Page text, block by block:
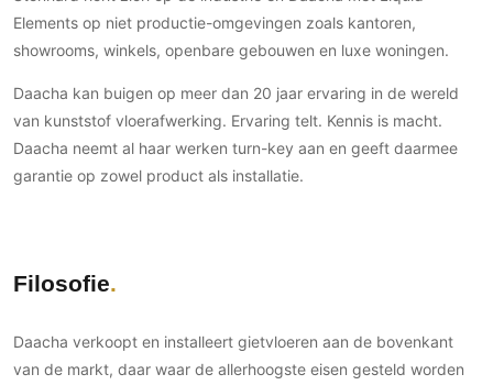
Keukenbladen
Keukenaccessoires
Keukenkranen
Ramen en deuren
Binnendeuren
Stalen deuren
Deurbeslag
Raambeslag
Gevel
Gevelbekleding
Houten gevelbekleding
Schilderwerk buiten
Zonwering
Zonwering buiten
Zwembad
Zakelijk
Horeca
Kantoor
Elements op niet productie-omgevingen zoals kantoren,
showrooms, winkels, openbare gebouwen en luxe woningen.
Daacha kan buigen op meer dan 20 jaar ervaring in de wereld
van kunststof vloerafwerking. Ervaring telt. Kennis is macht.
Daacha neemt al haar werken turn-key aan en geeft daarmee
garantie op zowel product als installatie.
Filosofie
Daacha verkoopt en installeert gietvloeren aan de bovenkant
van de markt, daar waar de allerhoogste eisen gesteld worden